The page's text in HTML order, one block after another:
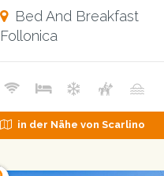
Bed And Breakfast
Follonica
in der Nähe von Scarlino